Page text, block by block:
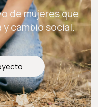
de mujeres que
y cambio social.